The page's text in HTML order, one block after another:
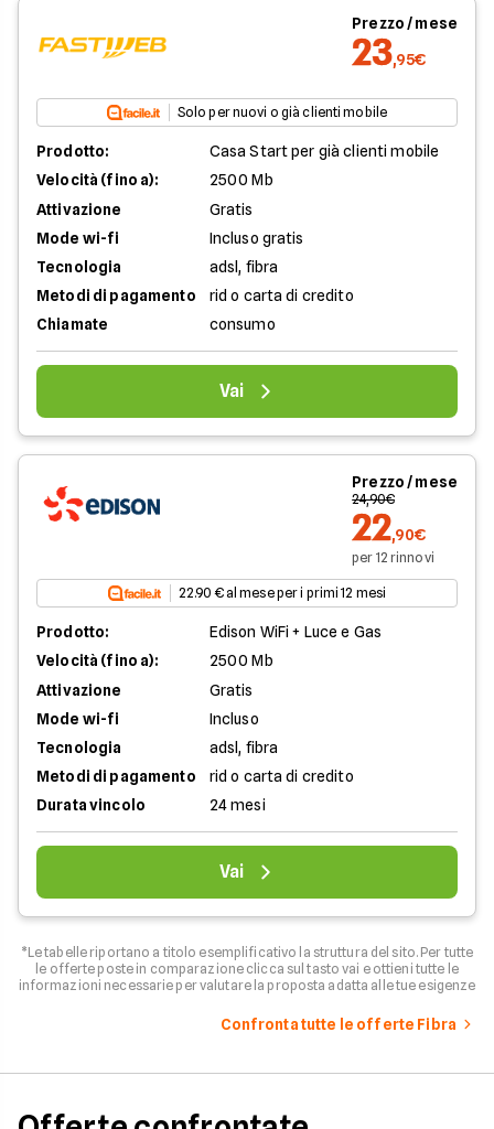
Prezzo / mese
23,95€
Solo per nuovi o già clienti mobile
Prodotto:
Casa Start per già clienti mobile
Velocità (fino a):
2500 Mb
Attivazione
Gratis
Mode wi-fi
Incluso gratis
Tecnologia
adsl, fibra
Metodi di pagamento
rid o carta di credito
Chiamate
consumo
Vai
Prezzo / mese
24,90€
22,90€
per 12 rinnovi
22.90 € al mese per i primi 12 mesi
Prodotto:
Edison WiFi + Luce e Gas
Velocità (fino a):
2500 Mb
Attivazione
Gratis
Mode wi-fi
Incluso
Tecnologia
adsl, fibra
Metodi di pagamento
rid o carta di credito
Durata vincolo
24 mesi
Vai
*Le tabelle riportano a titolo esemplificativo la struttura del sito. Per tutte
le offerte poste in comparazione clicca sul tasto vai e ottieni tutte le
informazioni necessarie per valutare la proposta adatta alle tue esigenze
Confronta tutte le offerte Fibra